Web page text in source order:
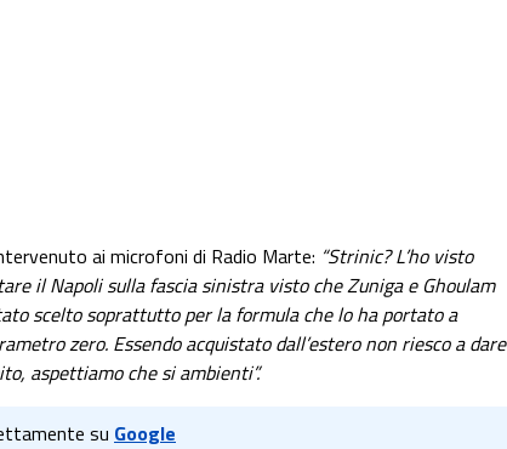
ai microfoni di Radio Marte: “Strinic? L’ho visto
il Napoli sulla fascia sinistra visto che Zuniga e Ghoulam
scelto soprattutto per la formula che lo ha portato a
zero. Essendo acquistato dall’estero non riesco a dare
aspettiamo che si ambienti”.
su Google